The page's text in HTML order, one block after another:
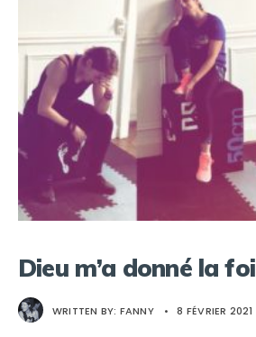
Dieu m’a donné la foi
WRITTEN BY: FANNY • 8 FÉVRIER 2021